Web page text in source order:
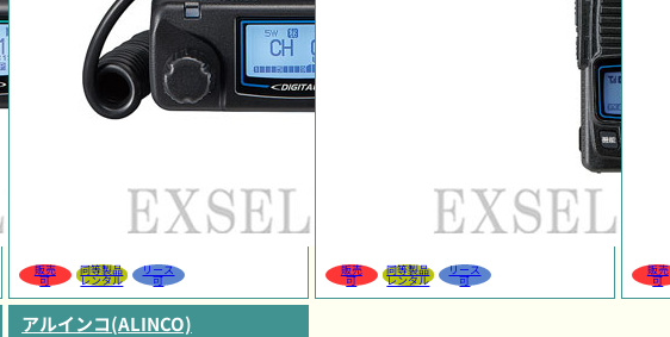
販売
可
同等製品
レンタル
リース
可
販売
可
同等製品
レンタル
リース
可
販売
可
アルインコ(ALINCO)